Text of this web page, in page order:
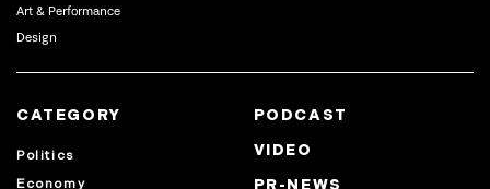
Art & Performance
Design
CATEGORY
Politics
Economy
PODCAST
VIDEO